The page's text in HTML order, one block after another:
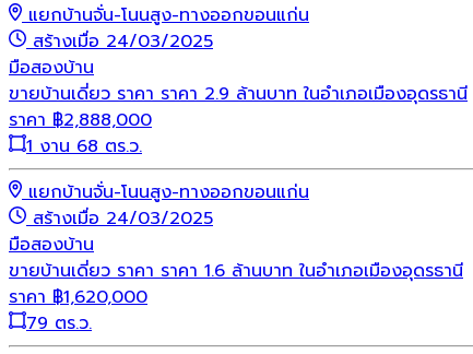
แยกบ้านจั่น-โนนสูง-ทางออกขอนแก่น
สร้างเมื่อ 24/03/2025
มือสองบ้าน
ขายบ้านเดี่ยว ราคา ราคา 2.9 ล้านบาท ในอำเภอเมืองอุดรธานี
ราคา ฿2,888,000
1 งาน 68 ตร.ว.
แยกบ้านจั่น-โนนสูง-ทางออกขอนแก่น
สร้างเมื่อ 24/03/2025
มือสองบ้าน
ขายบ้านเดี่ยว ราคา ราคา 1.6 ล้านบาท ในอำเภอเมืองอุดรธานี
ราคา ฿1,620,000
79 ตร.ว.